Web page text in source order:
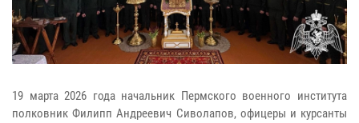
19 марта 2026 года начальник Пермского военного института
полковник Филипп Андреевич Сиволапов, офицеры и курсанты